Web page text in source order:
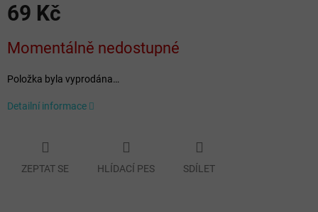
69 Kč
cena:
Momentálně nedostupné
Položka byla vyprodána…
Detailní informace
ZEPTAT SE HLÍDACÍ PES SDÍLET